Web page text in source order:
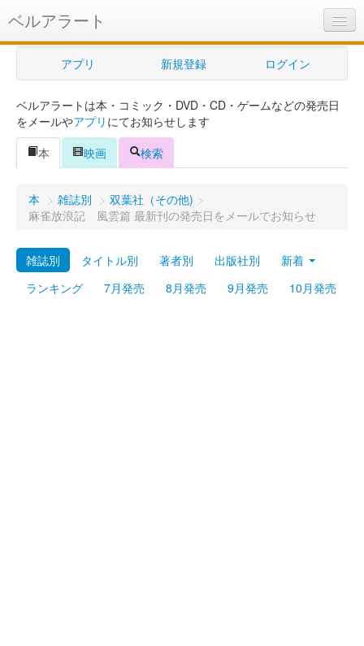
ベルアラート
ベルアラートとは
ヘルプ
新規登録
ログイン
購入管理
Myシェルフ
プレミアム
アプリ 新規登録 ログイン
ベルアラートは本・コミック・DVD・CD・ゲームなどの発売日
をメールやアプリ にてお知らせします
本
映画 検索
本 > 雑誌別 > 双葉社（その他) >
麻雀放浪記 風雲篇 最新刊の発売日をメールでお知らせ
雑誌別 タイトル別 著者別 出版社別
新着
ランキング
7月発売 8月発売 9月発売 10月発売